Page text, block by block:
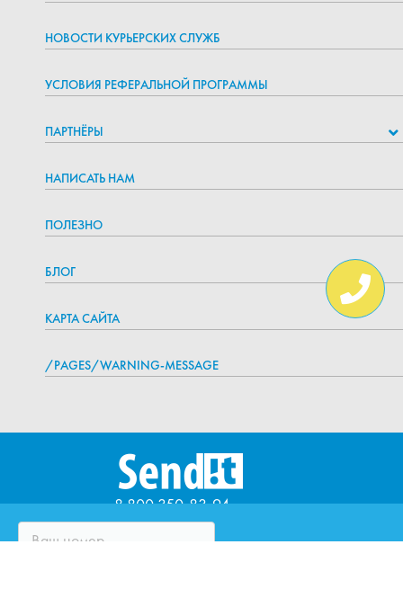
НОВОСТИ КУРЬЕРСКИХ СЛУЖБ
УСЛОВИЯ РЕФЕРАЛЬНОЙ ПРОГРАММЫ
ПАРТНЁРЫ
НАПИСАТЬ НАМ
ПОЛЕЗНО
БЛОГ
КАРТА САЙТА
/PAGES/WARNING-MESSAGE
8 800 350-83-94